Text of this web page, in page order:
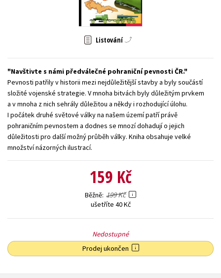
Zahraniční literatura
Všechny tituly
Listování
Navštivte s námi předválečné pohraniční pevnosti ČR.
Pevnosti patřily v historii mezi nejdůležitější stavby a byly součástí
složité vojenské strategie. V mnoha bitvách byly důležitým prvkem
a v mnoha z nich sehrály důležitou a někdy i rozhodující úlohu.
I počátek druhé světové války na našem území patří právě
pohraničním pevnostem a dodnes se mnozí dohadují o jejich
důležitosti pro další možný průběh války. Kniha obsahuje velké
množství názorných ilustrací.
159 Kč
Běžně 199 Kč
ušetříte 40 Kč
Nedostupné
Prodej ukončen